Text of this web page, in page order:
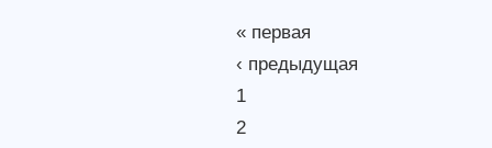
« первая
‹ предыдущая
1
2